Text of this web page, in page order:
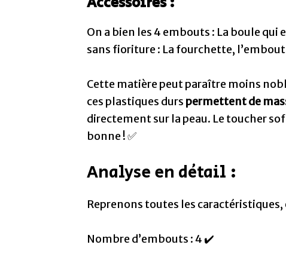
On a bien les 4 embouts : La boule
sans fioriture : La fourchette,
Cette matière peut paraître moins
ces plastiques durs permettent de
directement sur la peau. Le toucher
bonne ! ✅
Analyse en détail :
Reprenons toutes les
Nombre d’embouts : 4 ✔️